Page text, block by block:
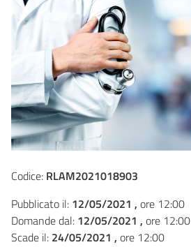
Codice: RLAM2021018903
Pubblicato il: 12/05/2021 , ore 12:00
Domande dal: 12/05/2021 , ore 12:00
Scade il: 24/05/2021 , ore 12:00